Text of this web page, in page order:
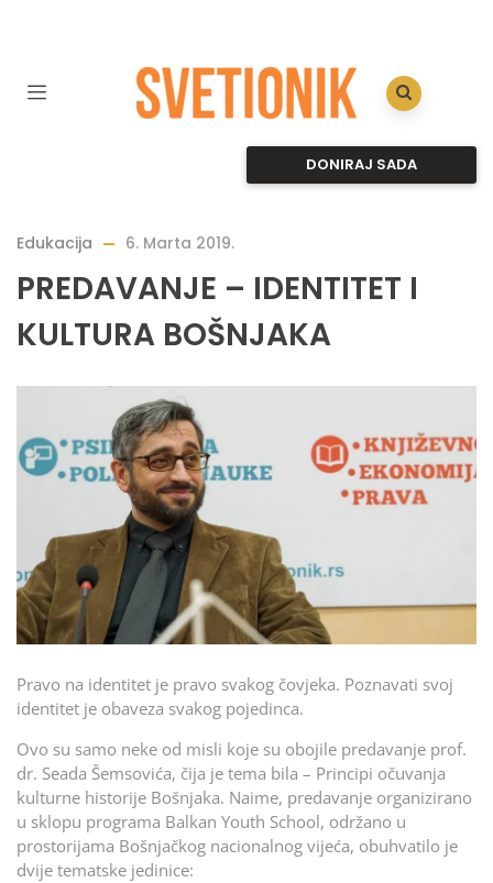
DONIRAJ SADA
Edukacija 6. Marta 2019.
PREDAVANJE – IDENTITET I
KULTURA BOŠNJAKA
Pravo na identitet je pravo svakog čovjeka. Poznavati svoj
identitet je obaveza svakog pojedinca.
Ovo su samo neke od misli koje su obojile predavanje prof.
dr. Seada Šemsovića, čija je tema bila – Principi očuvanja
kulturne historije Bošnjaka. Naime, predavanje organizirano
u sklopu programa Balkan Youth School, održano u
prostorijama Bošnjačkog nacionalnog vijeća, obuhvatilo je
dvije tematske jedinice: